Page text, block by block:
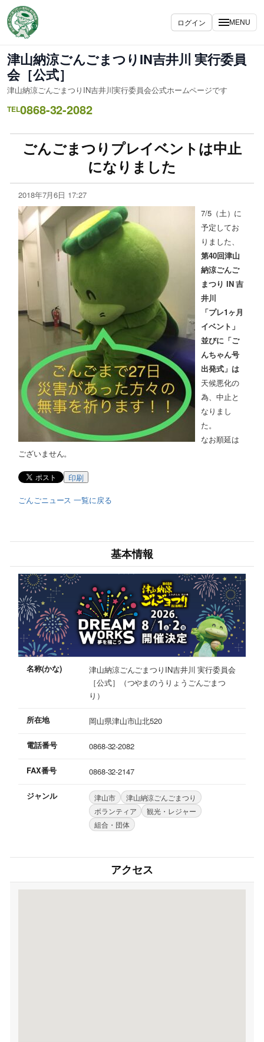
ログイン MENU
津山納涼ごんごまつりIN吉井川 実行委員
会［公式］
津山納涼ごんごまつりIN吉井川実行委員会公式ホームページです
TEL0868-32-2082
ごんごまつりプレイベントは中止
になりました
2018年7月6日 17:27
7/5（土）に
予定してお
りました、
第40回津山
納涼ごんご
まつり IN 吉
井川
「プレ1ヶ月
イベント」
並びに「ご
んちゃん号
出発式」は
天候悪化の
為、中止と
なりまし
た。
なお順延は
ございません。
印刷
ごんごニュース 一覧に戻る
基本情報
名称(かな)
津山納涼ごんごまつりIN吉井川 実行委員会
［公式］（つやまのうりょうごんごまつ
り）
所在地 岡山県津山市山北520
電話番号 0868-32-2082
FAX番号 0868-32-2147
ジャンル 津山市
津山納涼ごんごまつり
ボランティア
観光・レジャー
組合・団体
アクセス